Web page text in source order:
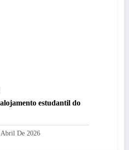
estudantil do
De 2026